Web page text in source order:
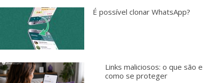
É possível clonar WhatsApp?
Links maliciosos: o que são e
como se proteger